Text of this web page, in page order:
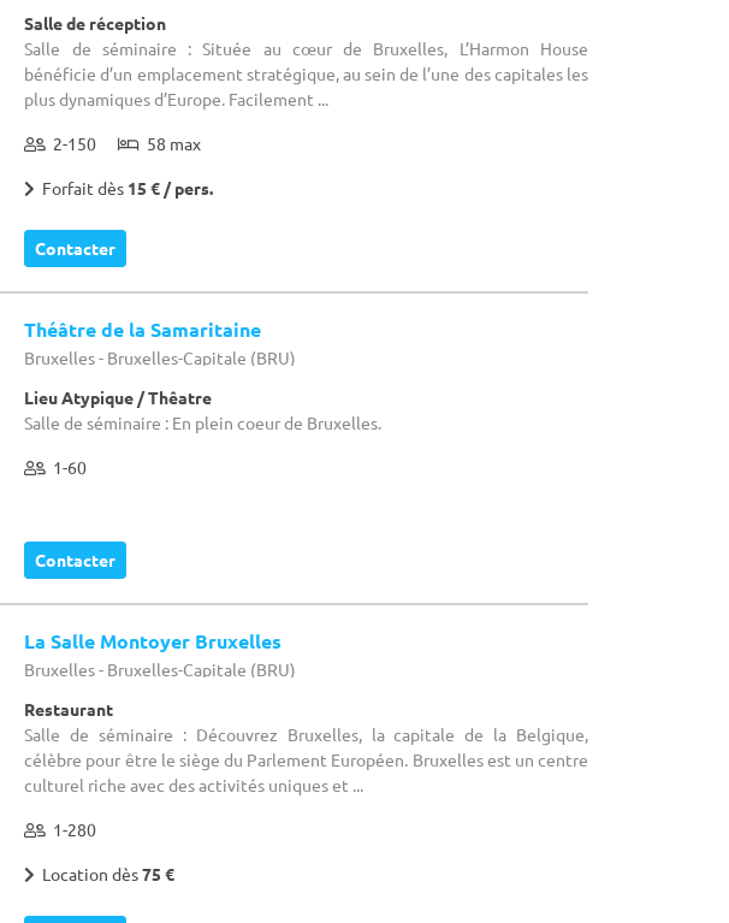
Salle de réception
Salle de séminaire : Située au cœur de Bruxelles, L’Harmon House
bénéficie d’un emplacement stratégique, au sein de l’une des capitales les
plus dynamiques d’Europe. Facilement ...
2-150 58 max
Forfait dès 15 € / pers.
Contacter
Théâtre de la Samaritaine
Bruxelles - Bruxelles-Capitale (BRU)
Lieu Atypique / Thêatre
Salle de séminaire : En plein coeur de Bruxelles.
1-60
Contacter
La Salle Montoyer Bruxelles
Bruxelles - Bruxelles-Capitale (BRU)
Restaurant
Salle de séminaire : Découvrez Bruxelles, la capitale de la Belgique,
célèbre pour être le siège du Parlement Européen. Bruxelles est un centre
culturel riche avec des activités uniques et ...
1-280
Location dès75 €